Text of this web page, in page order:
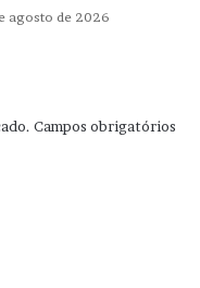
agosto de 2026
Campos obrigatórios